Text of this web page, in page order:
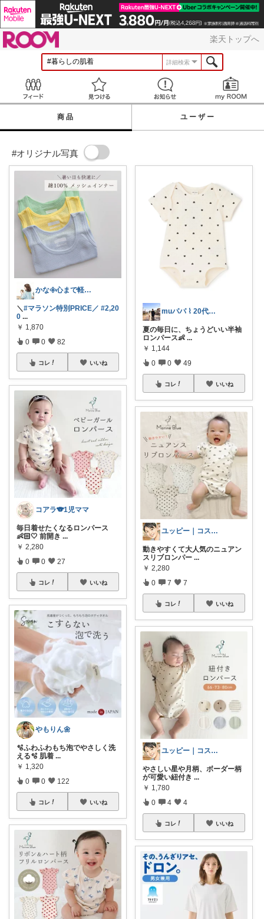
楽天トップへ
詳細検索
見つける お知らせ
商品 ユーザー
#オリジナル写真
かな𖧷心まで軽くなる暮らしの記録🌿
＼ #マラソン特別PRICE／ #2,20
0 ...
￥ 1,870
0 0 82
コレ いいね
コアラ🐨1児ママ
毎日着せたくなるロンパース
👶🏻🤍 前開き ...
￥ 2,280
0 0 27
コレ いいね
やもりん🌼
🫧ふわふわもち泡でやさしく洗
える🫧 肌着 ...
￥ 1,320
0 0 122
コレ いいね
muパパ ⌇ 20代パパの子育て
夏の毎日に、ちょうどいい半袖
ロンパース👶 ...
￥ 1,144
0 0 49
コレ いいね
ユッピー｜コスメと子育てROOM
動きやすくて大人気のニュアン
スリブロンパー ...
￥ 2,280
0 7 7
コレ いいね
ユッピー｜コスメと子育てROOM
やさしい星や月柄、ボーダー柄
が可愛い紐付き ...
￥ 1,780
0 4 4
コレ いいね